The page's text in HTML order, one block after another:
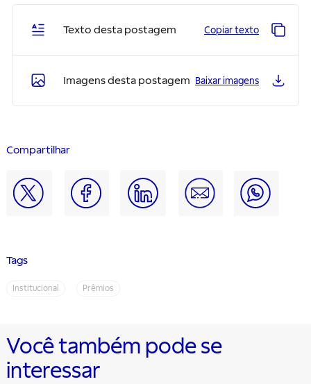
Compartilhar
Tags
Institucional Prêmios
Texto desta postagem Copiar texto
Imagens desta postagem Baixar imagens
Você também pode se
interessar